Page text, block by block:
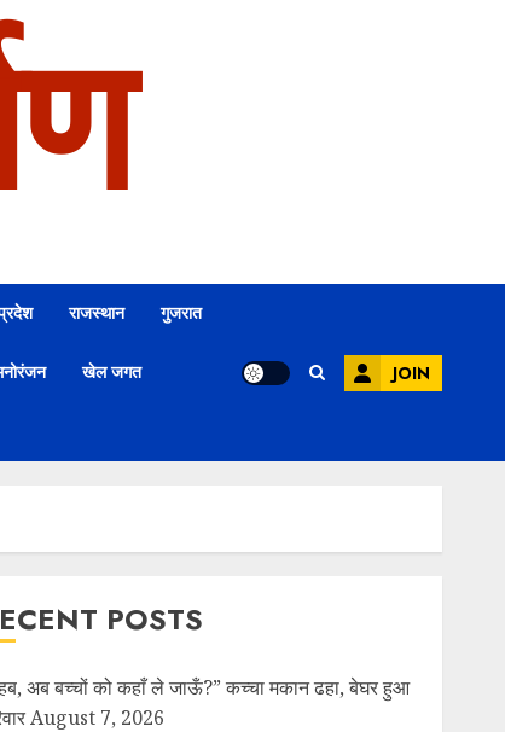
राजस्थान गुजरात
खेल जगत JOIN
POSTS
अब बच्चों को कहाँ ले जाऊँ?” कच्चा मकान ढहा, बेघर हुआ
August 7, 2026